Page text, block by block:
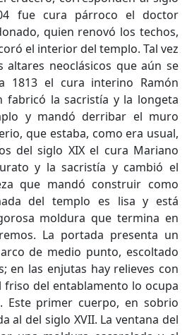
fue cura párroco el doctor
quien renovó los techos,
el interior del templo. Tal vez
altares neoclásicos que aún se
1813 el cura interino Ramón
fabricó la sacristía y la longeta
y mandó derribar el muro
que estaba, como era usual,
del siglo XIX el cura Mariano
y la sacristía y cambió el
que mandó construir como
del templo es lisa y está
moldura que termina en
La portada presenta un
de medio punto, escoltado
en las enjutas hay relieves con
friso del entablamento lo ocupa
Este primer cuerpo, en sobrio
al del siglo XVII. La ventana del